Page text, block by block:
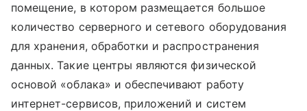
помещение, в котором размещается большое
количество серверного и сетевого оборудования
для хранения, обработки и распространения
данных. Такие центры являются физической
основой «облака» и обеспечивают работу
интернет-сервисов, приложений и систем